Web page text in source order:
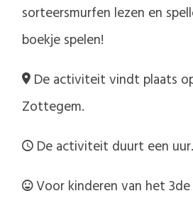
sorteersmurfen lezen en
boekje spelen!
De activiteit vindt plaats
Zottegem.
De activiteit duurt een uur.
Voor kinderen van het